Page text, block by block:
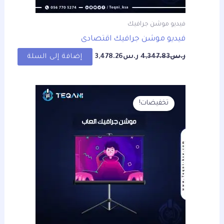
فيديو موشن جرافيك
فيديو موشن جرافيك اقتصادى
ر.س4,347.83 ر.س3,478.26 إضافة إلى السلة
تخفيضات!
الأصلي
هو:
ر.س4,347.83.
الحالي
ر.س3,478.26.